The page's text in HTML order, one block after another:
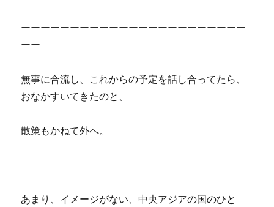
ーーーーーーーーーーーーーーーーーーーーーーー
ーー
無事に合流し、これからの予定を話し合ってたら、
おなかすいてきたのと、
散策もかねて外へ。
あまり、イメージがない、中央アジアの国のひと